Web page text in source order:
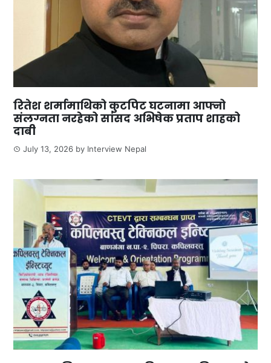
रितेश शर्मामाथिको कुटपिट घटनामा आफ्नो
संलग्नता नरहेको सांसद अभिषेक प्रताप शाहको
दाबी
July 13, 2026 by Interview Nepal